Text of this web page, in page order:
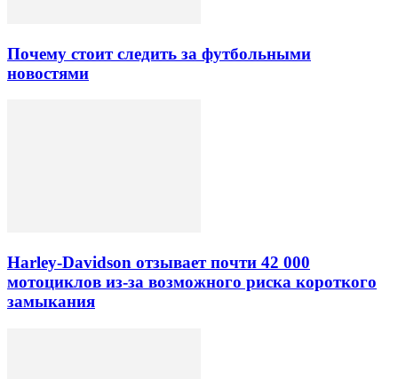
Почему стоит следить за футбольными
новостями
Harley-Davidson отзывает почти 42 000
мотоциклов из-за возможного риска короткого
замыкания